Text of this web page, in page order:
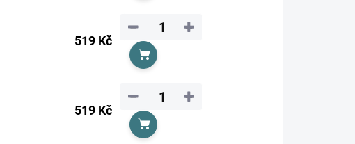
519 Kč
+
−
Do košíku
519 Kč
+
−
Do košíku